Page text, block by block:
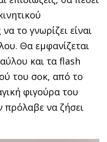
το γνωρίζει είναι
Θα εμφανίζεται
και τα flash
του σοκ, από το
φιγούρα του
πρόλαβε να ζήσει